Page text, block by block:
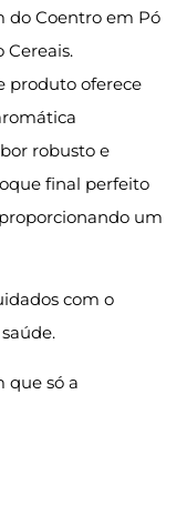
do Coentro em Pó
Cereais.
produto oferece
robusto e
final perfeito
um
com o
que só a